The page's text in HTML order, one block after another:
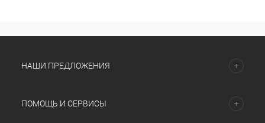
НАШИ ПРЕДЛОЖЕНИЯ
ПОМОЩЬ И СЕРВИСЫ